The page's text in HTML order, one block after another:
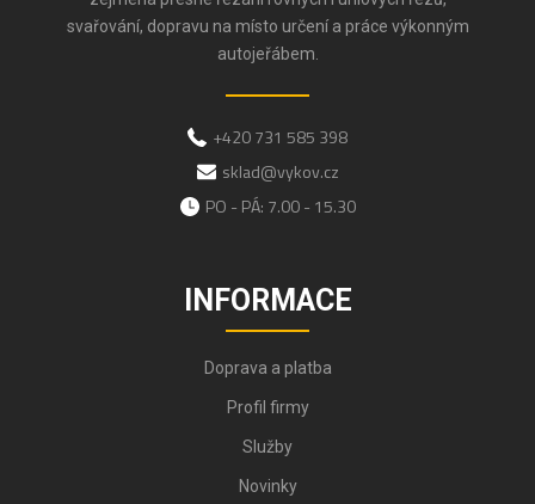
svařování, dopravu na místo určení a práce výkonným
autojeřábem.
+420 731 585 398
sklad@vykov.cz
PO - PÁ: 7.00 - 15.30
INFORMACE
Doprava a platba
Profil firmy
Služby
Novinky